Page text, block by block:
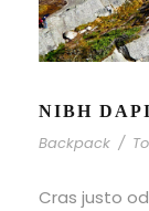
NIBH
Backpack /
Cras justo